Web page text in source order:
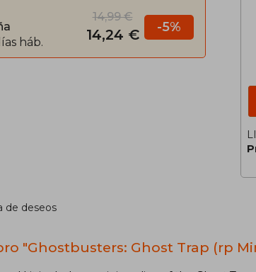
háb.
14,99 €
14,24 € -5%
de deseos
"Ghostbusters: Ghost Trap (rp